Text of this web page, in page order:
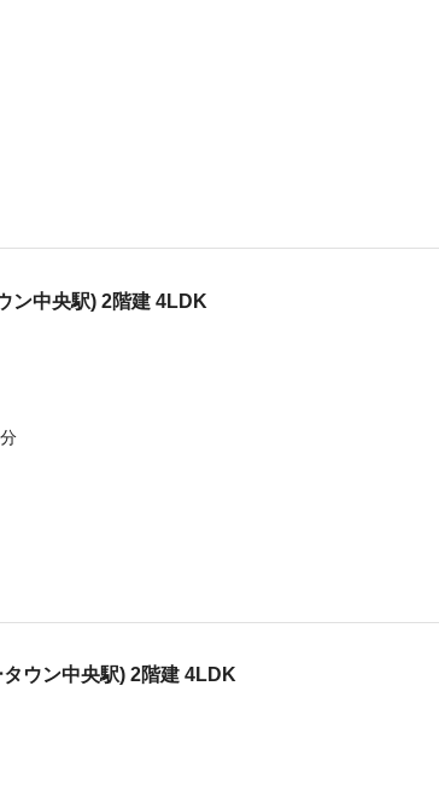
ン中央駅) 2階建 4LDK
ウン中央駅) 2階建 4LDK